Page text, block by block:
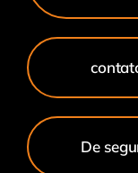
De